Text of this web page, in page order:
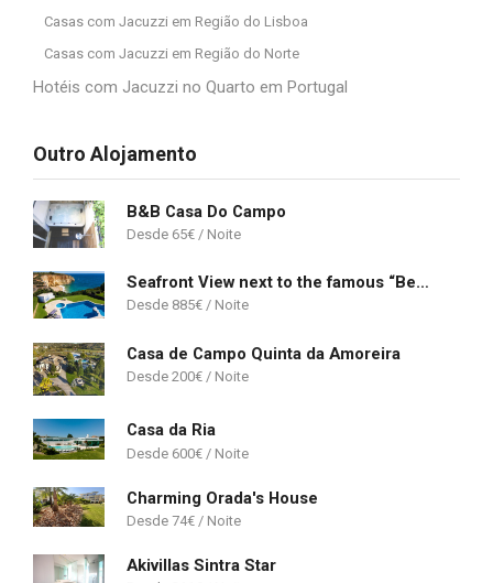
Casas com Jacuzzi em Região do Lisboa
Casas com Jacuzzi em Região do Norte
Hotéis com Jacuzzi no Quarto em Portugal
Outro Alojamento
B&B Casa Do Campo
65€
Seafront View next to the famous “Benagil Caves”
885€
Casa de Campo Quinta da Amoreira
200€
Casa da Ria
600€
Charming Orada's House
74€
Akivillas Sintra Star